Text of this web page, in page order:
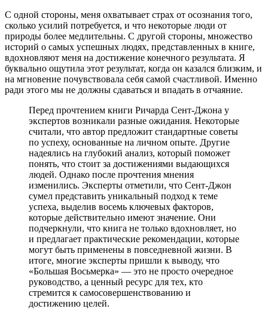
С одной стороны, меня охватывает страх от осознания того,
сколько усилий потребуется, и что некоторые люди от
природы более медлительны. С другой стороны, множество
историй о самых успешных людях, представленных в книге,
вдохновляют меня на достижение конечного результата. Я
буквально ощутила этот результат, когда он казался близким, и
на мгновение почувствовала себя самой счастливой. Именно
ради этого мы не должны сдаваться и впадать в отчаяние.
Перед прочтением книги Ричарда Сент-Джона у
экспертов возникали разные ожидания. Некоторые
считали, что автор предложит стандартные советы
по успеху, основанные на личном опыте. Другие
надеялись на глубокий анализ, который поможет
понять, что стоит за достижениями выдающихся
людей. Однако после прочтения мнения
изменились. Эксперты отметили, что Сент-Джон
сумел представить уникальный подход к теме
успеха, выделив восемь ключевых факторов,
которые действительно имеют значение. Они
подчеркнули, что книга не только вдохновляет, но
и предлагает практические рекомендации, которые
могут быть применены в повседневной жизни. В
итоге, многие эксперты пришли к выводу, что
«Большая Восьмерка» — это не просто очередное
руководство, а ценный ресурс для тех, кто
стремится к самосовершенствованию и
достижению целей.